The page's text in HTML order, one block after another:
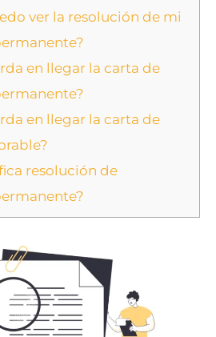
ver la resolución de mi
en llegar la carta de
en llegar la carta de
resolución de